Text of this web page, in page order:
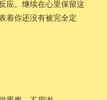
应。继续在心里保留这
着你还没有被完全定